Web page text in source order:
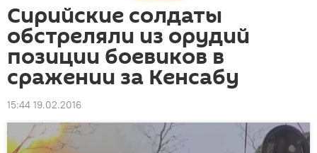
Сирийские солдаты
обстреляли из орудий
позиции боевиков в
сражении за Кенсабу
15:44 19.02.2016